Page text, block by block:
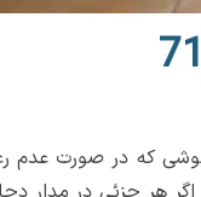
که در صورت عدم